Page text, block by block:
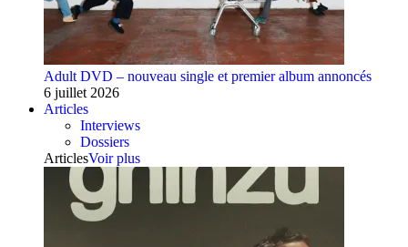
Adult DVD – nouveau single et premier album annoncés
6 juillet 2026
Articles
Interviews
Dossiers
ArticlesVoir plus